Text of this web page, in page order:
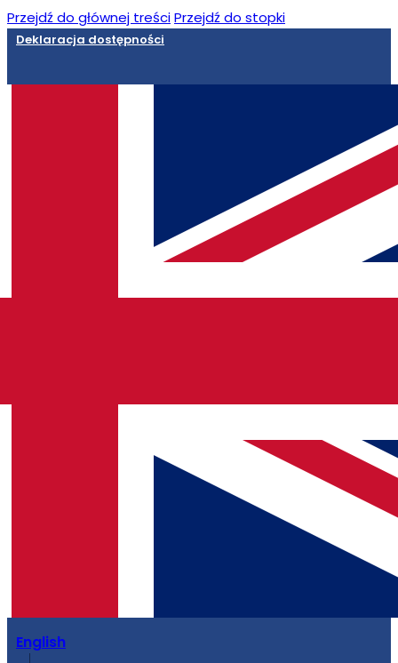
Przejdź do głównej treściPrzejdź do stopki
Deklaracja dostępności
English